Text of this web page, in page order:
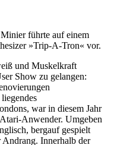
führte auf einem
»Trip-A-Tron« vor.
und Muskelkraft
Show zu gelangen:
war in diesem Jahr
Anwender. Umgeben
bergauf gespielt
Innerhalb der